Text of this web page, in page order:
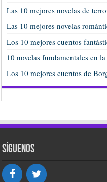
Las 10 mejores novelas de
Las 10 mejores novelas
Los 10 mejores cuentos
10 novelas fundamentales en
Los 10 mejores cuentos de
Síguenos